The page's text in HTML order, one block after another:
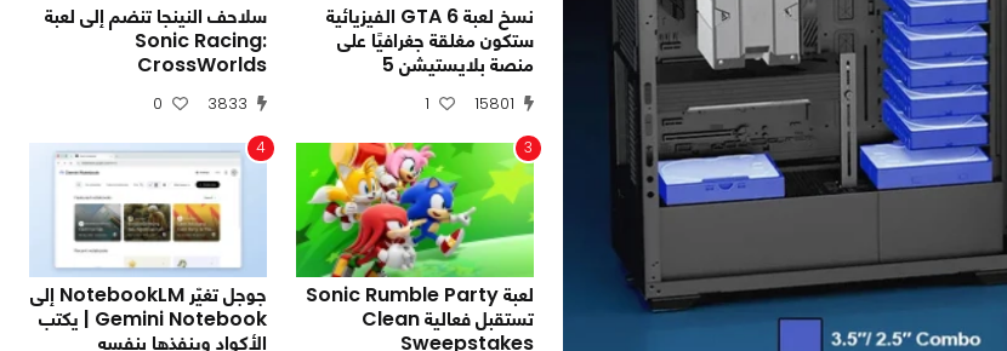
نسخ لعبة GTA 6 الفيزيائية
ستكون مغلقة جغرافيًا على
منصة بلايستيشن 5
15801
1
سلاحف النينجا تنضم إلى لعبة
Sonic Racing:
CrossWorlds
3833
0
3
لعبة Sonic Rumble Party
تستقبل فعالية Clean
Sweepstakes
4
جوجل تغيّر NotebookLM إلى
Gemini Notebook | يكتب
الأكواد وينفذها بنفسه